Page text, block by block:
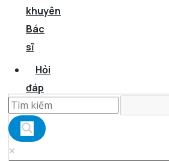
khuyên
Bác
sĩ
Hỏi
đáp